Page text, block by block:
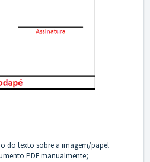
do texto sobre a imagem/papel
PDF manualmente;